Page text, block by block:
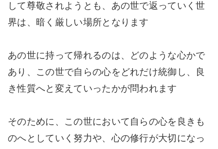
して尊敬されようとも、あの世で返っていく世
界は、暗く厳しい場所となります
あの世に持って帰れるのは、どのような心かで
あり、この世で自らの心をどれだけ統御し、良
き性質へと変えていったかが問われます
そのために、この世において自らの心を良きも
のへとしていく努力や、心の修行が大切になっ